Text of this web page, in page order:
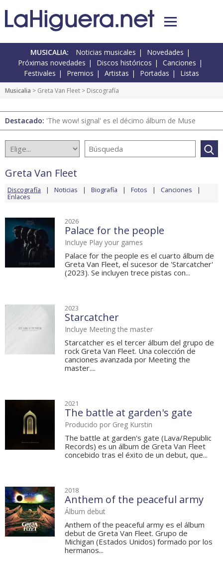
MUSICALIA: Noticias musicales
Novedades
Próximas novedades
Discos históricos
Canciones
Festivales
Premios Artistas Portadas Listas
Musicalia > Greta Van Fleet > Discografía
Destacado: 'The wow! signal' es el décimo álbum de Muse
Greta Van Fleet
Discografía Noticias Biografía Fotos Canciones
Enlaces
2026
Palace for the people
Incluye Play your games
Palace for the people es el cuarto álbum de
Greta Van Fleet, el sucesor de 'Starcatcher'
(2023). Se incluyen trece pistas con...
2023
Starcatcher
Incluye Meeting the master
Starcatcher es el tercer álbum del grupo de
rock Greta Van Fleet. Una colección de
canciones avanzada por Meeting the
master....
2021
The battle at garden's gate
Producido por Greg Kurstin
The battle at garden's gate (Lava/Republic
Records) es un álbum de Greta Van Fleet
concebido tras el éxito de un debut, que...
2018
Anthem of the peaceful army
Álbum debut
Anthem of the peaceful army es el álbum
debut de Greta Van Fleet. Grupo de
Michigan (Estados Unidos) formado por los
hermanos...